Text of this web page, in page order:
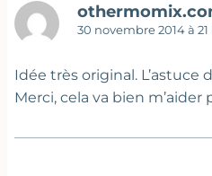
30 novembre 2014 à 21
Idée très original. L’astuce
Merci, cela va bien